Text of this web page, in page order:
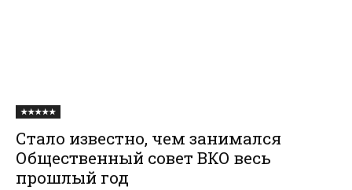
★★★★★
Стало известно, чем занимался
Общественный совет ВКО весь
прошлый год